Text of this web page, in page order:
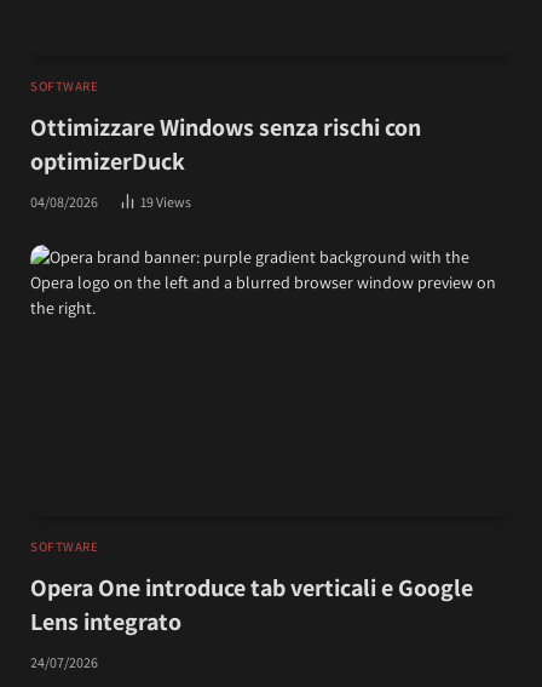
SOFTWARE
Ottimizzare Windows senza rischi con
optimizerDuck
04/08/2026 19Views
SOFTWARE
Opera One introduce tab verticali e Google
Lens integrato
24/07/2026